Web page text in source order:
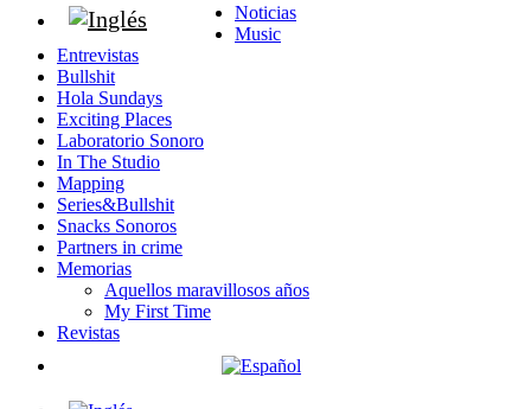
Noticias
Music
Entrevistas
Bullshit
Hola Sundays
Exciting Places
Laboratorio Sonoro
In The Studio
Mapping
Series&Bullshit
Snacks Sonoros
Partners in crime
Memorias
Aquellos maravillosos años
My First Time
Revistas